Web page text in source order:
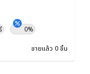
0%
ขายแล้ว 0 ชิ้น